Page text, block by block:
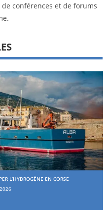
conférences et de forums
L’HYDROGÈNE EN CORSE